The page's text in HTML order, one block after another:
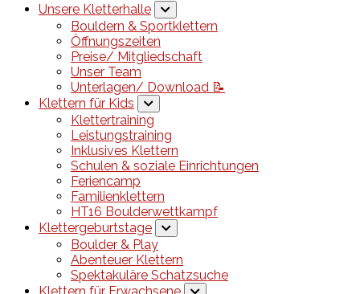
Unsere Kletterhalle
Bouldern & Sportklettern
Öffnungszeiten
Preise/ Mitgliedschaft
Unser Team
Unterlagen/ Download 📝
Klettern für Kids
Klettertraining
Leistungstraining
Inklusives Klettern
Schulen & soziale Einrichtungen
Feriencamp
Familienklettern
HT16 Boulderwettkampf
Klettergeburtstage
Boulder & Play
Abenteuer Klettern
Spektakuläre Schatzsuche